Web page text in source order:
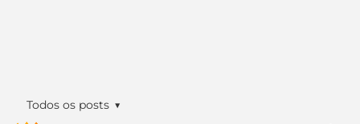
Todos os posts